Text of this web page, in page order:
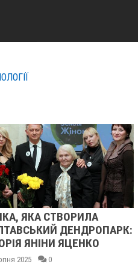
КАМ’ЯНІ
МОВЧАЗНІ
І ЧАСУ